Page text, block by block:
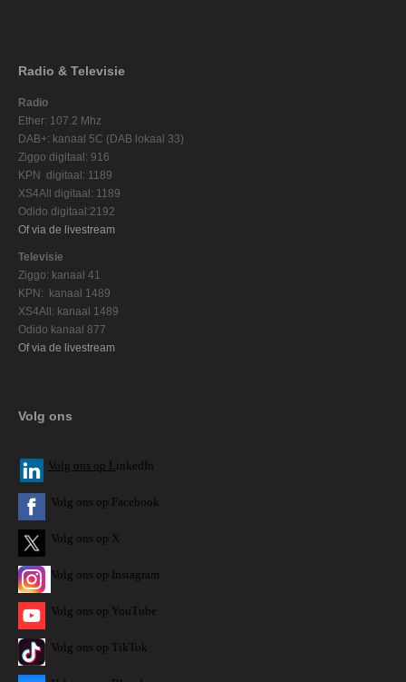
Radio & Televisie
Radio
Ether: 107.2 Mhz
DAB+: kanaal 5C (DAB lokaal 33)
Ziggo digitaal: 916
KPN digitaal: 1189
XS4All digitaal: 1189
Odido digitaal:2192
Of via de livestream
Televisie
Ziggo: kanaal 41
KPN: kanaal 1489
XS4All: kanaal 1489
Odido kanaal 877
Of via de livestream
Volg ons
Volg ons op L inkedIn
Volg ons op Facebook
Volg ons op X
Volg ons op Instagram
Volg ons op YouTube
Volg ons op TikTok